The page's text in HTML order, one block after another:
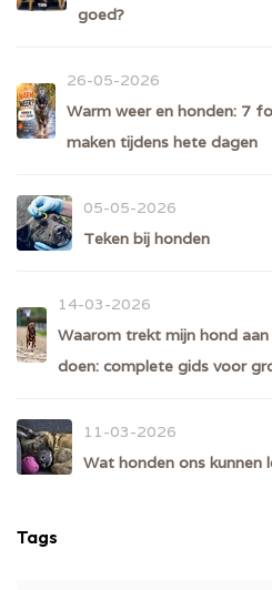
goed?
26-05-2026
Warm weer en honden: 7
maken tijdens hete dagen
05-05-2026
Teken bij honden
14-03-2026
Waarom trekt mijn hond
doen: complete gids voor
11-03-2026
Wat honden ons kunnen
Tags